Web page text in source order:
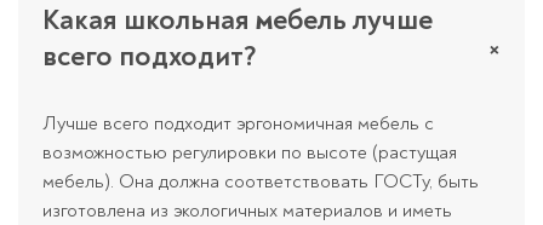
Какая школьная мебель лучше
всего подходит?
×
Лучше всего подходит эргономичная мебель с
возможностью регулировки по высоте (растущая
мебель). Она должна соответствовать ГОСТу, быть
изготовлена из экологичных материалов и иметь